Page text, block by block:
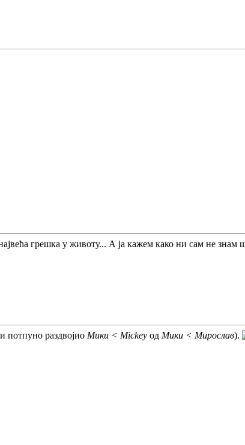
грешка у животу... А ја кажем како ни сам не знам
потпуно раздвојио Мики < Mickey од Мики < Мирослав).